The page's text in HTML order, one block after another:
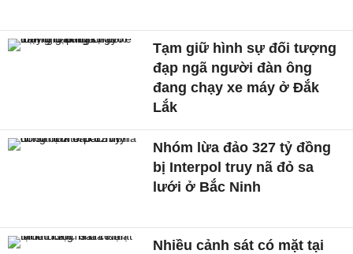
Tạm giữ hình sự đối tượng
đạp ngã người đàn ông
đang chạy xe máy ở Đắk
Lắk
Nhóm lừa đảo 327 tỷ đồng
bị Interpol truy nã đỏ sa
lưới ở Bắc Ninh
Nhiều cảnh sát có mặt tại